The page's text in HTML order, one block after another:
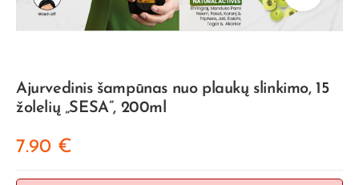
Ajurvedinis šampūnas nuo plaukų slinkimo, 15
žolelių „SESA”, 200ml
7.90 €